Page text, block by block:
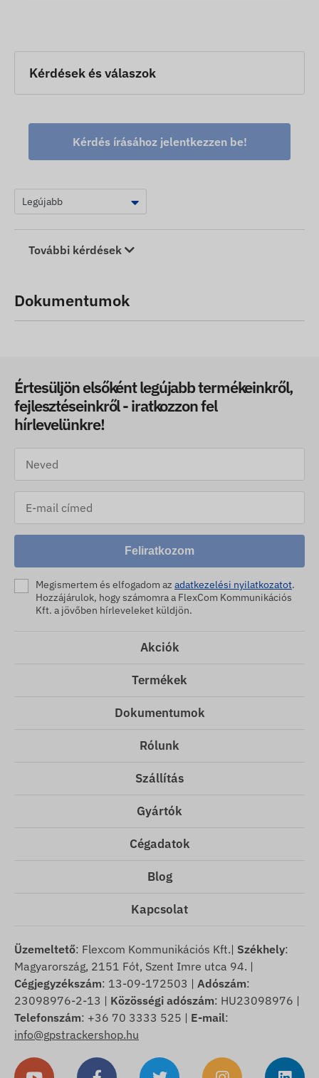
Kérdések és válaszok
Kérdés írásához jelentkezzen be!
További kérdések
Dokumentumok
Értesüljön elsőként legújabb termékeinkről,
fejlesztéseinkről - iratkozzon fel
hírlevelünkre!
Feliratkozom
Megismertem és elfogadom az adatkezelési nyilatkozatot.
Hozzájárulok, hogy számomra a FlexCom Kommunikációs
Kft. a jövőben hírleveleket küldjön.
Akciók
Termékek
Dokumentumok
Rólunk
Szállítás
Gyártók
Cégadatok
Blog
Kapcsolat
Üzemeltető: Flexcom Kommunikációs Kft.| Székhely:
Magyarország, 2151 Fót, Szent Imre utca 94. |
Cégjegyzékszám: 13-09-172503 | Adószám:
23098976-2-13 | Közösségi adószám: HU23098976 |
Telefonszám: +36 70 3333 525 | E-mail:
info@gpstrackershop.hu